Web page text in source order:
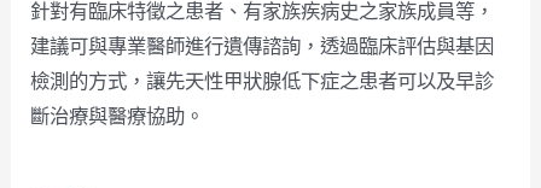
針對有臨床特徵之患者、有家族疾病史之家族成員等，
建議可與專業醫師進行遺傳諮詢，透過臨床評估與基因
檢測的方式，讓先天性甲狀腺低下症之患者可以及早診
斷治療與醫療協助。